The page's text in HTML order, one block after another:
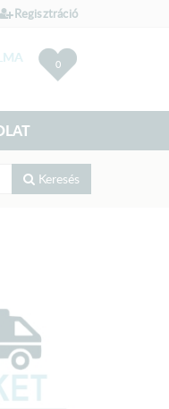
Regisztráció
0
Keresés